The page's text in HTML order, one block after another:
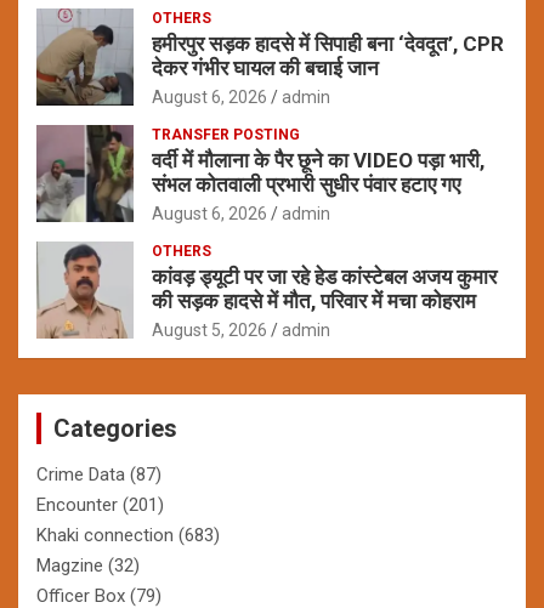
OTHERS
हमीरपुर सड़क हादसे में सिपाही बना ‘देवदूत’, CPR
देकर गंभीर घायल की बचाई जान
August 6, 2026 admin
TRANSFER POSTING
वर्दी में मौलाना के पैर छूने का VIDEO पड़ा भारी,
संभल कोतवाली प्रभारी सुधीर पंवार हटाए गए
August 6, 2026 admin
OTHERS
कांवड़ ड्यूटी पर जा रहे हेड कांस्टेबल अजय कुमार
की सड़क हादसे में मौत, परिवार में मचा कोहराम
August 5, 2026 admin
Categories
Crime Data (87)
Encounter (201)
Khaki connection (683)
Magzine (32)
Officer Box (79)